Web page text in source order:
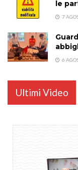
le
7
6
Ultimi Video